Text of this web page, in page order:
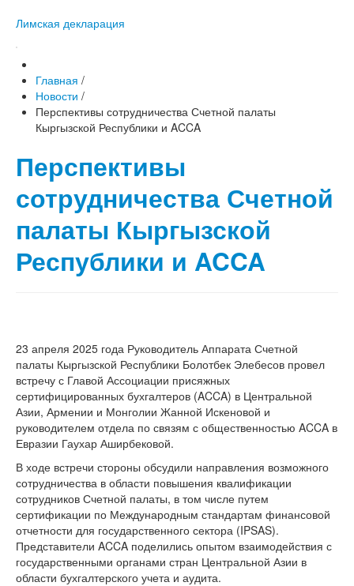
Лимская декларация
Главная /
Новости /
Перспективы сотрудничества Счетной палаты
Кыргызской Республики и ACCA
Перспективы
сотрудничества Счетной
палаты Кыргызской
Республики и ACCA
23 апреля 2025 года Руководитель Аппарата Счетной
палаты Кыргызской Республики Болотбек Элебесов провел
встречу с Главой Ассоциации присяжных
сертифицированных бухгалтеров (ACCA) в Центральной
Азии, Армении и Монголии Жанной Искеновой и
руководителем отдела по связям с общественностью ACCA в
Евразии Гаухар Аширбековой.
В ходе встречи стороны обсудили направления возможного
сотрудничества в области повышения квалификации
сотрудников Счетной палаты, в том числе путем
сертификации по Международным стандартам финансовой
отчетности для государственного сектора (IPSAS).
Представители ACCA поделились опытом взаимодействия с
государственными органами стран Центральной Азии в
области бухгалтерского учета и аудита.